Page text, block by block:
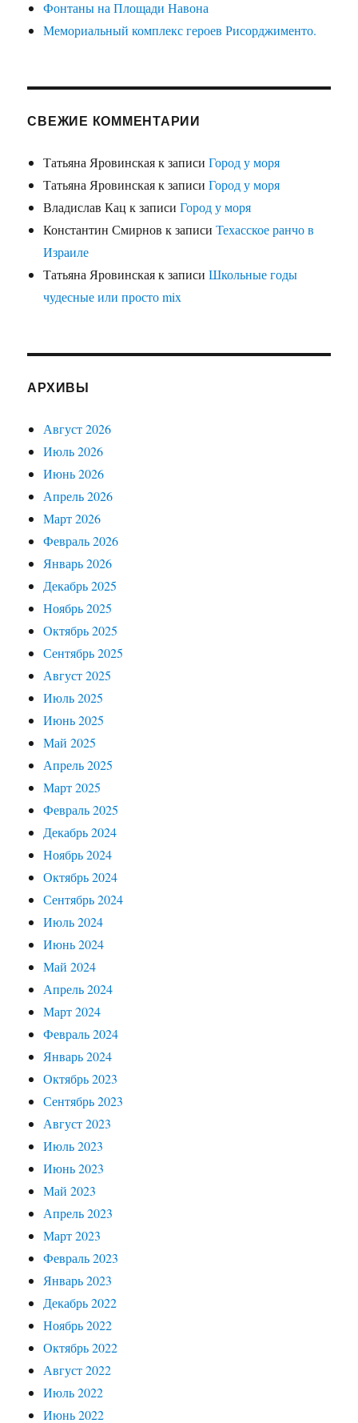
Фонтаны на Площади Навона
Мемориальный комплекс героев Рисорджименто.
СВЕЖИЕ КОММЕНТАРИИ
Татьяна Яровинскаяк записиГород у моря
Татьяна Яровинскаяк записиГород у моря
Владислав Кац к записиГород у моря
Константин Смирнов к записиТехасское ранчо в
Израиле
Татьяна Яровинскаяк записиШкольные годы
чудесные или просто mix
АРХИВЫ
Август 2026
Июль 2026
Июнь 2026
Апрель 2026
Март 2026
Февраль 2026
Январь 2026
Декабрь 2025
Ноябрь 2025
Октябрь 2025
Сентябрь 2025
Август 2025
Июль 2025
Июнь 2025
Май 2025
Апрель 2025
Март 2025
Февраль 2025
Декабрь 2024
Ноябрь 2024
Октябрь 2024
Сентябрь 2024
Июль 2024
Июнь 2024
Май 2024
Апрель 2024
Март 2024
Февраль 2024
Январь 2024
Октябрь 2023
Сентябрь 2023
Август 2023
Июль 2023
Июнь 2023
Май 2023
Апрель 2023
Март 2023
Февраль 2023
Январь 2023
Декабрь 2022
Ноябрь 2022
Октябрь 2022
Август 2022
Июль 2022
Июнь 2022